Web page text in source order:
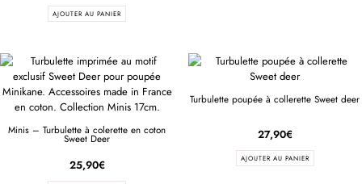
AJOUTER AU PANIER
Minis – Turbulette à colerette en coton
Sweet Deer
25,90€
Turbulette poupée à collerette Sweet deer
27,90€
AJOUTER AU PANIER